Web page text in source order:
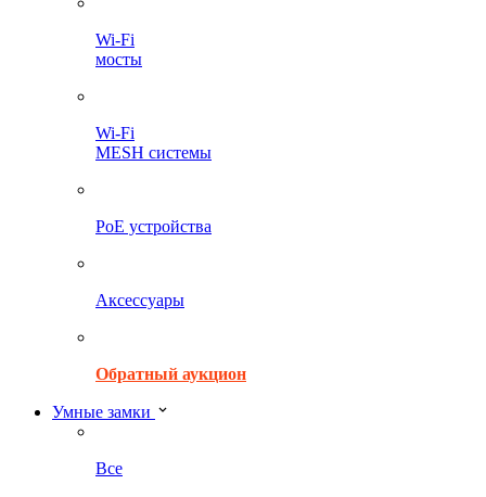
Wi-Fi
мосты
Wi-Fi
MESH системы
PoE устройства
Аксессуары
Обратный аукцион
Умные замки
Все